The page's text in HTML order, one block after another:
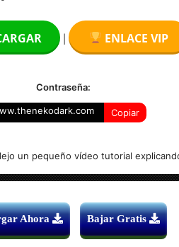
& x64-bits)
| ENLACE VIP
Contraseña:
Copiar
un pequeño vídeo tutorial
Ahora Bajar Gratis